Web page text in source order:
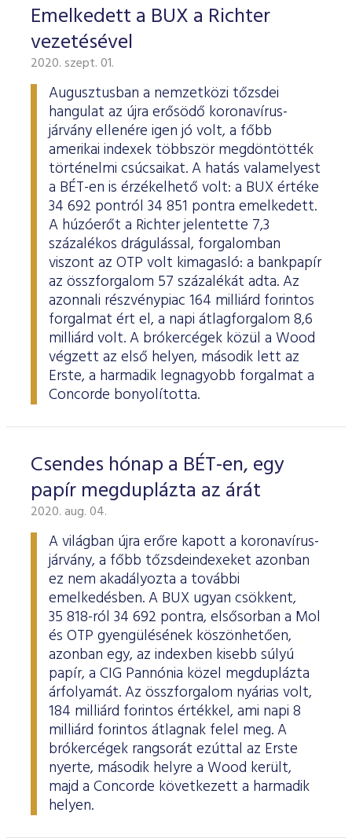
Emelkedett a BUX a Richter
vezetésével
2020. szept. 01.
Augusztusban a nemzetközi tőzsdei
hangulat az újra erősödő koronavírus-
járvány ellenére igen jó volt, a főbb
amerikai indexek többször megdöntötték
történelmi csúcsaikat. A hatás valamelyest
a BÉT-en is érzékelhető volt: a BUX értéke
34 692 pontról 34 851 pontra emelkedett.
A húzóerőt a Richter jelentette 7,3
százalékos drágulással, forgalomban
viszont az OTP volt kimagasló: a bankpapír
az összforgalom 57 százalékát adta. Az
azonnali részvénypiac 164 milliárd forintos
forgalmat ért el, a napi átlagforgalom 8,6
milliárd volt. A brókercégek közül a Wood
végzett az első helyen, második lett az
Erste, a harmadik legnagyobb forgalmat a
Concorde bonyolította.
Csendes hónap a BÉT-en, egy
papír megduplázta az árát
2020. aug. 04.
A világban újra erőre kapott a koronavírus-
járvány, a főbb tőzsdeindexeket azonban
ez nem akadályozta a további
emelkedésben. A BUX ugyan csökkent,
35 818-ról 34 692 pontra, elsősorban a Mol
és OTP gyengülésének köszönhetően,
azonban egy, az indexben kisebb súlyú
papír, a CIG Pannónia közel megduplázta
árfolyamát. Az összforgalom nyárias volt,
184 milliárd forintos értékkel, ami napi 8
milliárd forintos átlagnak felel meg. A
brókercégek rangsorát ezúttal az Erste
nyerte, második helyre a Wood került,
majd a Concorde következett a harmadik
helyen.